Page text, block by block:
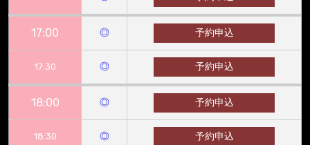
17:00 ◎ 予約申込
17:30 ◎ 予約申込
18:00 ◎ 予約申込
18:30 ◎ 予約申込